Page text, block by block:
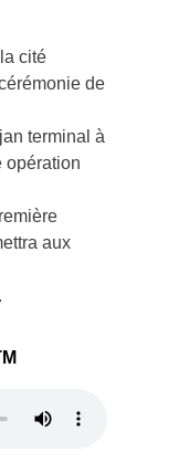
cité
de
terminal à
opération
aux